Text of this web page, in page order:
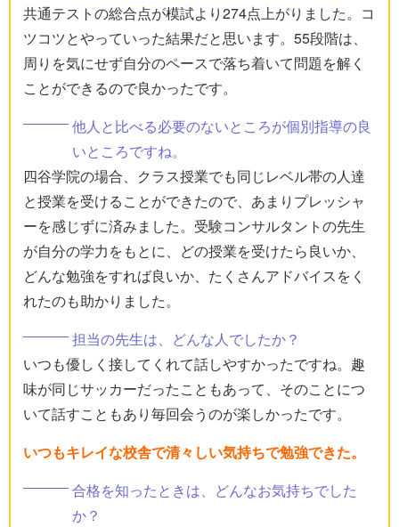
共通テストの総合点が模試より274点上がりました。コ
ツコツとやっていった結果だと思います。55段階は、
周りを気にせず自分のペースで落ち着いて問題を解く
ことができるので良かったです。
他人と比べる必要のないところが個別指導の良
いところですね。
四谷学院の場合、クラス授業でも同じレベル帯の人達
と授業を受けることができたので、あまりプレッシャ
ーを感じずに済みました。受験コンサルタントの先生
が自分の学力をもとに、どの授業を受けたら良いか、
どんな勉強をすれば良いか、たくさんアドバイスをく
れたのも助かりました。
担当の先生は、どんな人でしたか？
いつも優しく接してくれて話しやすかったですね。趣
味が同じサッカーだったこともあって、そのことにつ
いて話すこともあり毎回会うのが楽しかったです。
いつもキレイな校舎で清々しい気持ちで勉強できた。
合格を知ったときは、どんなお気持ちでした
か？